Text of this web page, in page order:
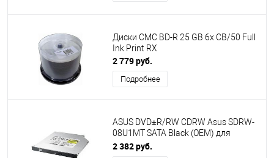
Диски CMC BD-R 25 GB 6x CB/50 Full
Ink Print RX
2 779 руб.
Подробнее
ASUS DVD±R/RW CDRW Asus SDRW-
08U1MT SATA Black (OEM) для
ноутбука 9.5mm
2 382 руб.